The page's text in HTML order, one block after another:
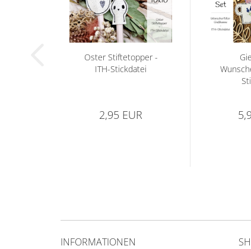
Oster Stiftetopper -
ITH-Stickdatei
2,95 EUR
INFORMATIONEN